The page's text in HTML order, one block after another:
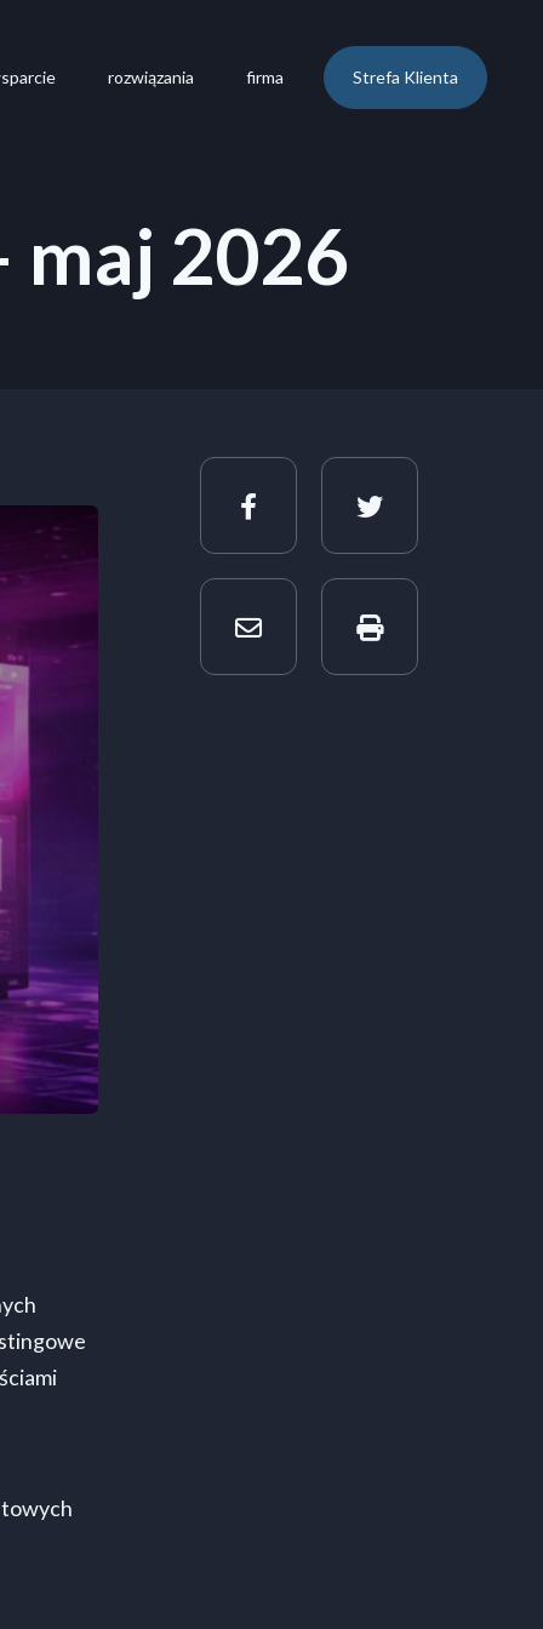
rozwiązania firma Strefa Klienta
maj 2026
facebook-ftwitter
envelopeprint